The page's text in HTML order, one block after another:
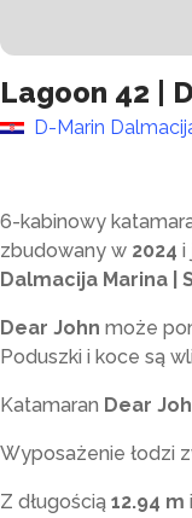
Lagoon 42
D-Marin
6-kabinowy
zbudowany w 2024 i
Dalmacija Marina |
Dear John może
Poduszki i koce są
Katamaran Dear
Wyposażenie łodzi
Z długością 12.94 m